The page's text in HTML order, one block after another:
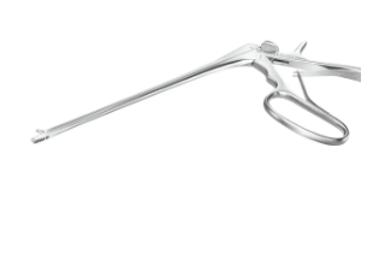
Лучевая диагностика
Ультразвуковая диагностика